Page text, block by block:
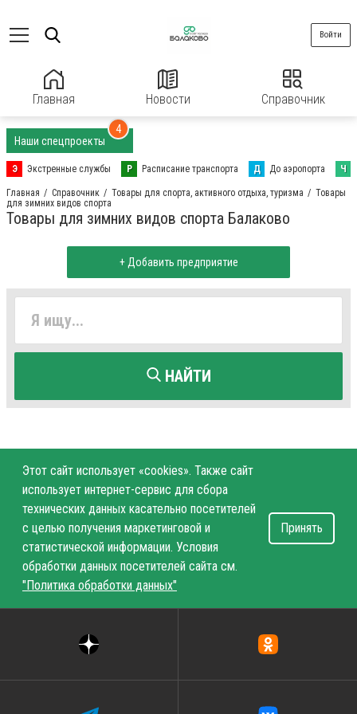
Главная Новости Справочник
Войти
Наши спецпроекты
4
Э Экстренные службы Р Расписание транспорта Д До аэропорта Ч
Главная Справочник Товары для спорта, активного отдыха, туризма
Товары
для зимних видов спорта
Товары для зимних видов спорта Балаково
+ Добавить предприятие
НАЙТИ
Этот сайт использует «cookies». Также сайт
использует интернет-сервис для сбора
технических данных касательно посетителей
с целью получения маркетинговой и
статистической информации. Условия
обработки данных посетителей сайта см.
"Политика обработки данных"
Принять